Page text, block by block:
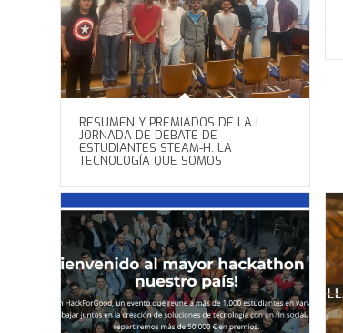
RESUMEN Y PREMIADOS DE LA I
JORNADA DE DEBATE DE
ESTUDIANTES STEAM-H. LA
TECNOLOGÍA QUE SOMOS